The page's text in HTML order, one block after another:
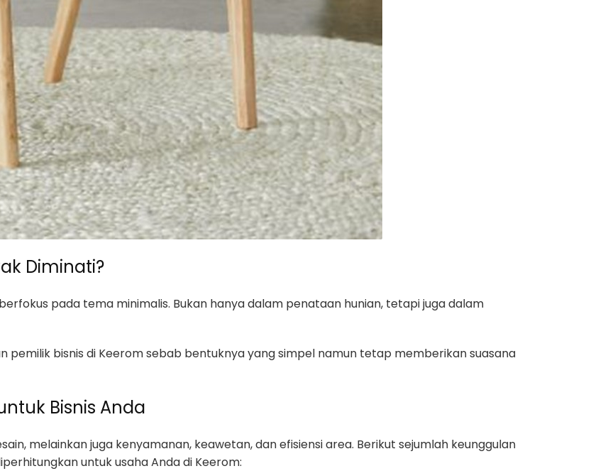
Diminati?
pada tema minimalis. Bukan hanya dalam penataan hunian, tetapi juga dalam
pemilik bisnis di Keerom sebab bentuknya yang simpel namun tetap memberikan suasana
Bisnis Anda
melainkan juga kenyamanan, keawetan, dan efisiensi area. Berikut sejumlah keunggulan
untuk usaha Anda di Keerom: